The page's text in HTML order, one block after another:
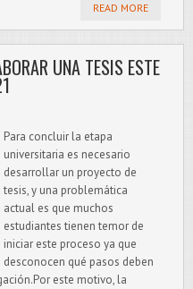
READ MORE
UNA TESIS ESTE
Para concluir la etapa
universitaria es necesario
desarrollar un proyecto de
tesis, y una problemática
actual es que muchos
estudiantes tienen temor de
iniciar este proceso ya que
desconocen qué pasos deben
este motivo, la